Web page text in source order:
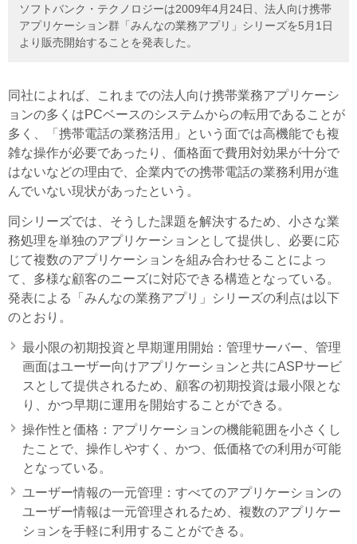
ソフトバンク・テクノロジーは2009年4月24日、法人向け携帯
アプリケーション群「みんなの業務アプリ」シリーズを5月1日
より販売開始することを発表した。
同社によれば、これまでの法人向け携帯業務アプリケーシ
ョンの多くはPCベースのシステムからの転用であることが
多く、「携帯電話の業務活用」という面では高機能でも複
雑な操作が必要であったり、価格面で費用対効果が十分で
はないなどの理由で、企業内での携帯電話の業務利用が進
んでいない現状があったという。
同シリーズでは、そうした課題を解決するため、小さな業
務処理を単独のアプリケーションとして提供し、必要に応
じて複数のアプリケーションを組み合わせることによっ
て、多様な顧客のニーズに対応できる構造となっている。
発表による「みんなの業務アプリ」シリーズの利点は以下
のとおり。
最小限の初期投資と早期運用開始：管理サーバー、管理
画面はユーザー向けアプリケーションと共にASPサービ
スとして提供されるため、顧客の初期投資は最小限とな
り、かつ早期に運用を開始することができる。
操作性と価格：アプリケーションの機能範囲を小さくし
たことで、操作しやすく、かつ、低価格での利用が可能
となっている。
ユーザー情報の一元管理：すべてのアプリケーションの
ユーザー情報は一元管理されるため、複数のアプリケー
ションを手軽に利用することができる。